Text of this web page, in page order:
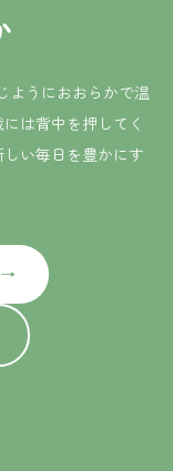
ようにおおらかで温
は背中を押してく
い毎日を豊かにす